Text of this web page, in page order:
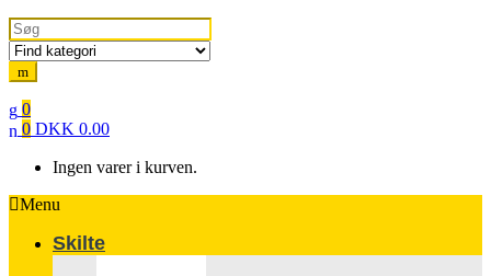
Search
for:
0
0 DKK 0.00
Ingen varer i kurven.
Menu
Skilte